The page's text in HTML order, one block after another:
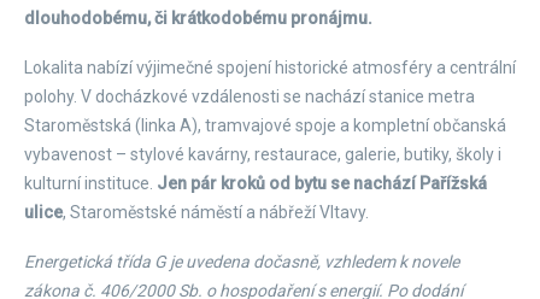
dlouhodobému, či krátkodobému pronájmu.
Lokalita nabízí výjimečné spojení historické atmosféry a centrální
polohy. V docházkové vzdálenosti se nachází stanice metra
Staroměstská (linka A), tramvajové spoje a kompletní občanská
vybavenost – stylové kavárny, restaurace, galerie, butiky, školy i
kulturní instituce. Jen pár kroků od bytu se nachází Pařížská
ulice, Staroměstské náměstí a nábřeží Vltavy.
Energetická třída G je uvedena dočasně, vzhledem k novele
zákona č. 406/2000 Sb. o hospodaření s energií. Po dodání